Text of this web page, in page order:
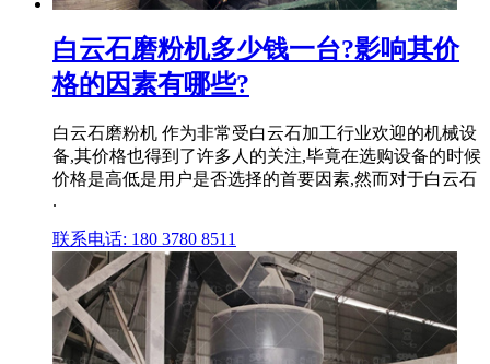
白云石磨粉机多少钱一台?影响其价
格的因素有哪些?
白云石磨粉机 作为非常受白云石加工行业欢迎的机械设
备,其价格也得到了许多人的关注,毕竟在选购设备的时候
价格是高低是用户是否选择的首要因素,然而对于白云石
.
联系电话: 180 3780 8511